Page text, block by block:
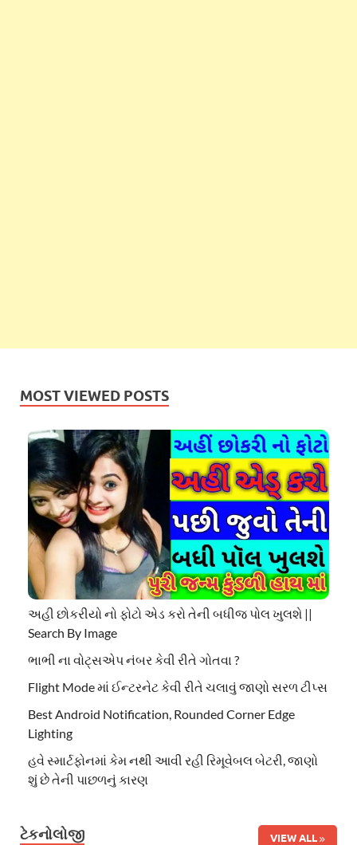
MOST VIEWED POSTS
અહી છોકરીયો નો ફોટો એડ કરો તેની બધીજ પોલ ખુલશે ||
Search By Image
ભાભી ના વોટ્સએપ નંબર કેવી રીતે ગોતવા ?
Flight Mode માં ઈન્ટરનેટ કેવી રીતે ચલાવું જાણો સરળ ટીપ્સ
Best Android Notification, Rounded Corner Edge
Lighting
હવે સ્માર્ટફોનમાં કેમ નથી આવી રહી રિમૂવેબલ બેટરી, જાણો
શું છે તેની પાછળનું કારણ
ટેકનોલોજી VIEW ALL